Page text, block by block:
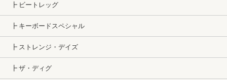
┣ ビートレッグ
┣ キーボードスペシャル
┣ ストレンジ・デイズ
┣ ザ・ディグ